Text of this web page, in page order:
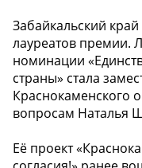
Забайкальский
лауреатов премии.
номинации
страны» стала
Краснокаменского
вопросам Наталья
Её проект